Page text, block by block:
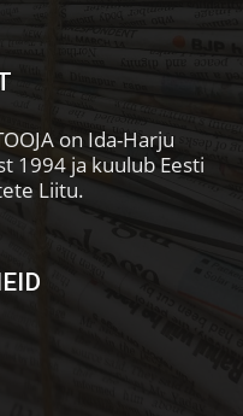
on Ida-Harju
1994 ja kuulub Eesti
Liitu.